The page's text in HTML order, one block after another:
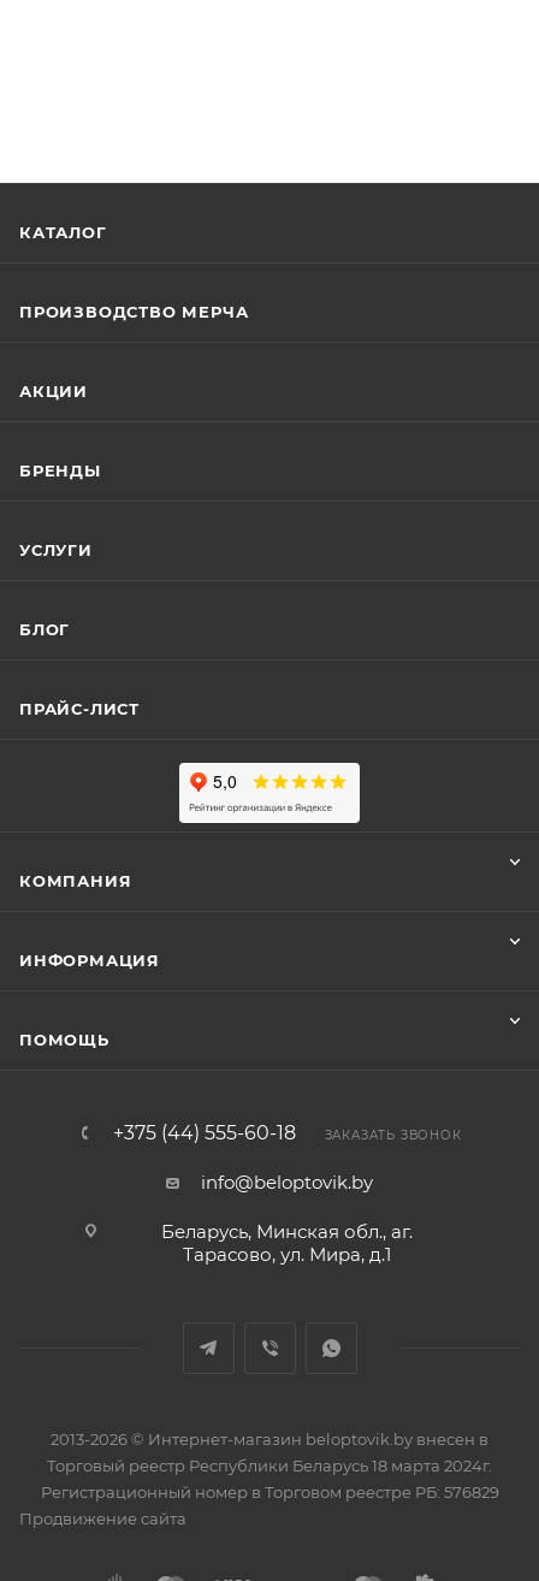
КАТАЛОГ
ПРОИЗВОДСТВО МЕРЧА
АКЦИИ
БРЕНДЫ
УСЛУГИ
БЛОГ
ПРАЙС-ЛИСТ
КОМПАНИЯ
ИНФОРМАЦИЯ
ПОМОЩЬ
+375 (44) 555-60-18 ЗАКАЗАТЬ ЗВОНОК
info@beloptovik.by
Беларусь, Минская обл., аг.
Тарасово, ул. Мира, д.1
2013-2026 © Интернет-магазин beloptovik.by внесен в
Торговый реестр Республики Беларусь 18 марта 2024г.
Регистрационный номер в Торговом реестре РБ: 576829
Продвижение сайта